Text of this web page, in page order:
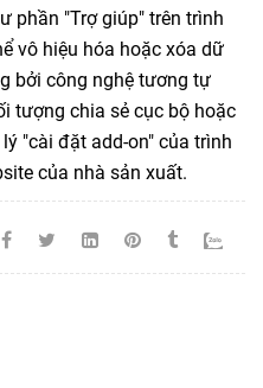
phần "Trợ giúp" trên trình
vô hiệu hóa hoặc xóa dữ
bởi công nghệ tương tự
tượng chia sẻ cục bộ hoặc
"cài đặt add-on" của trình
của nhà sản xuất.